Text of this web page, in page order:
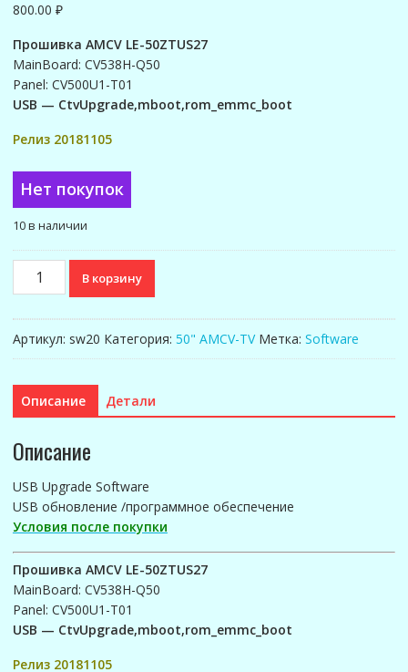
800.00 ₽
Прошивка AMCV LE-50ZTUS27
MainBoard: CV538H-Q50
Panel: CV500U1-T01
USB — CtvUpgrade,mboot,rom_emmc_boot
Релиз 20181105
Нет покупок
10 в наличии
Количество
LE-
(CV538H-
Q50
CV500U1-
В корзину
Артикул: sw20 Категория: 50" AMCV-TV Метка: Software
Описание Детали
Описание
USB Upgrade Software
USB обновление /программное обеспечение
Условия после покупки
Прошивка AMCV LE-50ZTUS27
MainBoard: CV538H-Q50
Panel: CV500U1-T01
USB — CtvUpgrade,mboot,rom_emmc_boot
Релиз 20181105